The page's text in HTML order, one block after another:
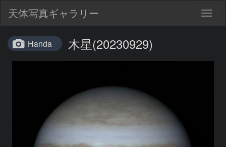
天体写真ギャラリー
Handa 木星(20230929)